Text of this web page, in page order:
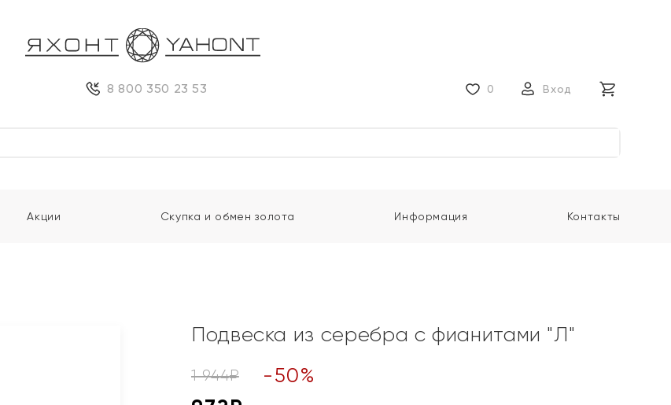
8 800 350 23 53 0 Вход
Акции Скупка и обмен золота Информация Контакты
Подвеска из серебра с фианитами "Л"
1 944₽ -50%